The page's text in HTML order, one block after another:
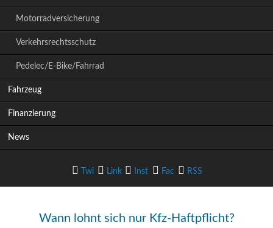
n
e
Motorradversicherung
Verkehrsrechtsschutz
Pedelec/E-Bike/Fahrrad
Fahrzeug
Finanzierung
News
Twi
tter
Link
edIn
Inst Fac
ebook
RSS
-Feed
Wann lohnt sich nur Kfz-Haftpflicht?